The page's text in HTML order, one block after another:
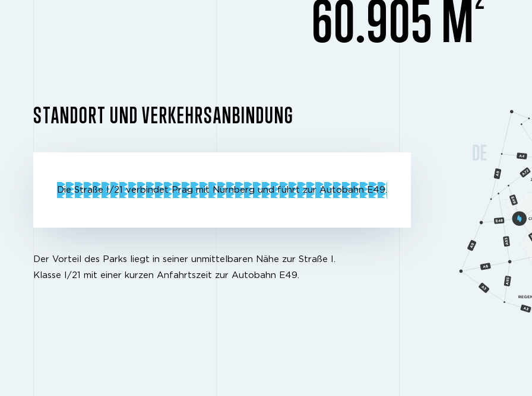
60.905 M
STANDORT UND VERKEHRSANBINDUNG
Die Straße I/21 verbindet Prag mit Nürnberg und führt zur Autobahn E49.
Der Vorteil des Parks liegt in seiner unmittelbaren Nähe zur Straße I.
Klasse I/21 mit einer kurzen Anfahrtszeit zur Autobahn E49.